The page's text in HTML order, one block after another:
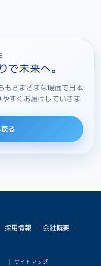
で未来へ。
もさまざまな場面で日本
すくお届けしていきま
る
採用情報 ｜ 会社概要
｜
| サイトマップ